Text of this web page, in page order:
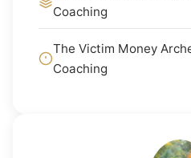
Coaching
The Victim Money
Coaching